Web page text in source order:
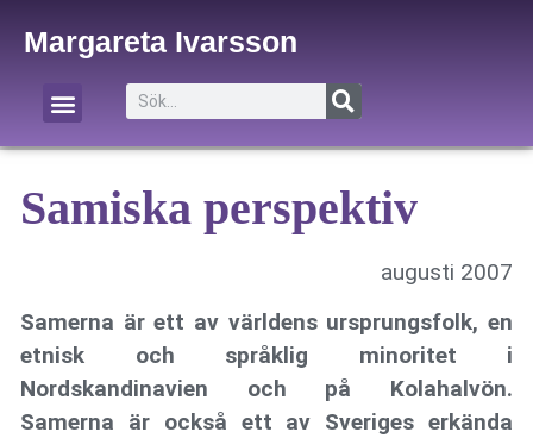
Margareta Ivarsson
Samiska perspektiv
augusti 2007
Samerna är ett av världens ursprungsfolk, en
etnisk och språklig minoritet i
Nordskandinavien och på Kolahalvön.
Samerna är också ett av Sveriges erkända